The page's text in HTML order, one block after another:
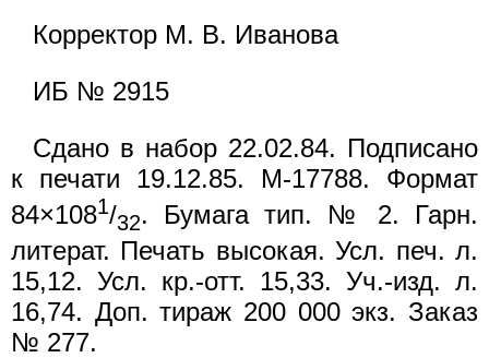
Корректор М. В. Иванова
ИБ № 2915
Сдано в набор 22.02.84. Подписано
к печати 19.12.85. М-17788. Формат
84×1081/32. Бумага тип. № 2. Гарн.
литерат. Печать высокая. Усл. печ. л.
15,12. Усл. кр.-отт. 15,33. Уч.-изд. л.
16,74. Доп. тираж 200 000 экз. Заказ
№ 277.